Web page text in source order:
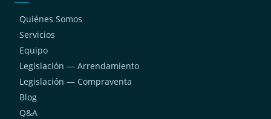
Chaclacayo
San Bartolo
San Luis
Cieneguilla
Quiénes Somos
Servicios
Equipo
Legislación — Arrendamiento
Legislación — Compraventa
Blog
Q&A